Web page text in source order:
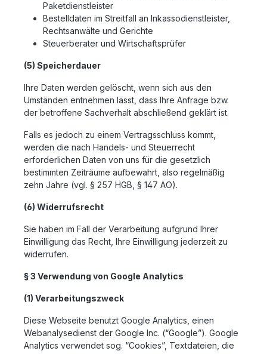
Paketdienstleister
Bestelldaten im Streitfall an Inkassodienstleister,
Rechtsanwälte und Gerichte
Steuerberater und Wirtschaftsprüfer
(5) Speicherdauer
Ihre Daten werden gelöscht, wenn sich aus den
Umständen entnehmen lässt, dass Ihre Anfrage bzw.
der betroffene Sachverhalt abschließend geklärt ist.
Falls es jedoch zu einem Vertragsschluss kommt,
werden die nach Handels- und Steuerrecht
erforderlichen Daten von uns für die gesetzlich
bestimmten Zeiträume aufbewahrt, also regelmäßig
zehn Jahre (vgl. § 257 HGB, § 147 AO).
(6) Widerrufsrecht
Sie haben im Fall der Verarbeitung aufgrund Ihrer
Einwilligung das Recht, Ihre Einwilligung jederzeit zu
widerrufen.
§ 3 Verwendung von Google Analytics
(1) Verarbeitungszweck
Diese Webseite benutzt Google Analytics, einen
Webanalysedienst der Google Inc. (“Google”). Google
Analytics verwendet sog. “Cookies”, Textdateien, die